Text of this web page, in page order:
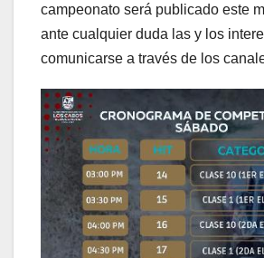
campeonato será publicado este
ante cualquier duda las y los
comunicarse a través de los